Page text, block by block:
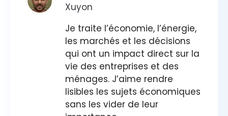
Xuyon
Je traite l’économie, l’énergie,
les marchés et les décisions
qui ont un impact direct sur la
vie des entreprises et des
ménages. J’aime rendre
lisibles les sujets économiques
sans les vider de leur